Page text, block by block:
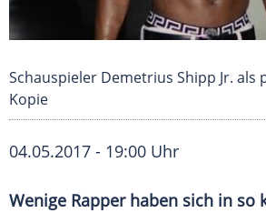
Schauspieler Demetrius Shipp Jr. als
Kopie
04.05.2017 - 19:00 Uhr
Wenige Rapper haben sich in so